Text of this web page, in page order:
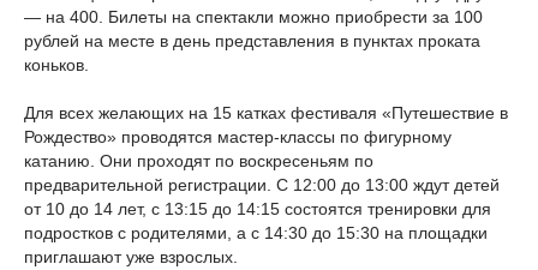
— на 400. Билеты на спектакли можно приобрести за 100
рублей на месте в день представления в пунктах проката
коньков.
Для всех желающих на 15 катках фестиваля «Путешествие в
Рождество» проводятся мастер-классы по фигурному
катанию. Они проходят по воскресеньям по
предварительной регистрации. С 12:00 до 13:00 ждут детей
от 10 до 14 лет, с 13:15 до 14:15 состоятся тренировки для
подростков с родителями, а с 14:30 до 15:30 на площадки
приглашают уже взрослых.